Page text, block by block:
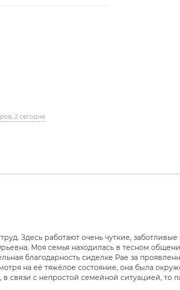
2 сегодня
Здесь работают очень чуткие,
Моя семья находилась в тесном
благодарность сиделке Рае за
на её тяжёлое состояние, она была
связи с непростой семейной ситуацией, то